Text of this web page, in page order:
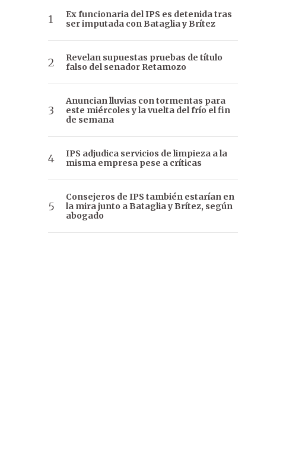
Ex funcionaria del IPS es detenida tras
ser imputada con Bataglia y Brítez
Revelan supuestas pruebas de título
falso del senador Retamozo
Anuncian lluvias con tormentas para
este miércoles y la vuelta del frío el fin
de semana
IPS adjudica servicios de limpieza a la
misma empresa pese a críticas
Consejeros de IPS también estarían en
la mira junto a Bataglia y Brítez, según
abogado